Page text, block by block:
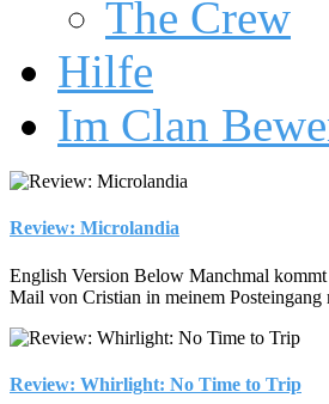
The Crew
Hilfe
Im Clan
Review: Microlandia
English Version Below Manchmal
Mail von Cristian in meinem
Review: Whirlight: No Time to Trip